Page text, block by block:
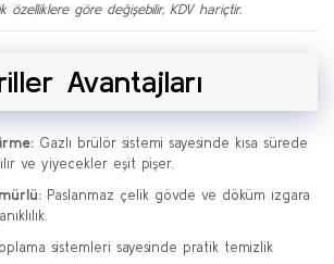
özelliklere göre değişebilir, KDV hariçtir.
Avantajları
Gazlı brülör sistemi sayesinde kısa sürede
ve yiyecekler eşit pişer.
Paslanmaz çelik gövde ve döküm ızgara
sistemleri sayesinde pratik temizlik